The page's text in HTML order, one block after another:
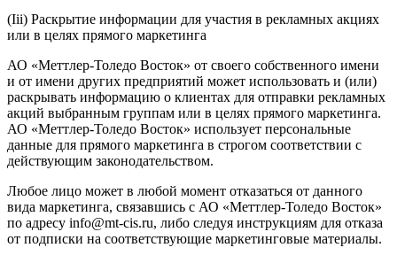
(Iii) Раскрытие информации для участия в рекламных акциях
или в целях прямого маркетинга
АО «Меттлер-Толедо Восток» от своего собственного имени
и от имени других предприятий может использовать и (или)
раскрывать информацию о клиентах для отправки рекламных
акций выбранным группам или в целях прямого маркетинга.
АО «Меттлер-Толедо Восток» использует персональные
данные для прямого маркетинга в строгом соответствии с
действующим законодательством.
Любое лицо может в любой момент отказаться от данного
вида маркетинга, связавшись с АО «Меттлер-Толедо Восток»
по адресу info@mt-cis.ru, либо следуя инструкциям для отказа
от подписки на соответствующие маркетинговые материалы.